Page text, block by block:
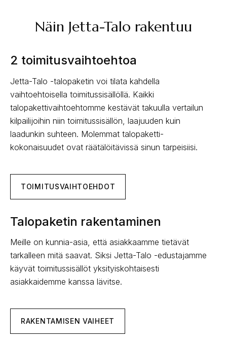
Näin Jetta-Talo rakentuu
2 toimitusvaihtoehtoa
Jetta-Talo -talopaketin voi tilata kahdella
vaihtoehtoisella toimitussisällöllä. Kaikki
talopakettivaihtoehtomme kestävät takuulla vertailun
kilpailijoihin niin toimitussisällön, laajuuden kuin
laadunkin suhteen. Molemmat talopaketti-
kokonaisuudet ovat räätälöitävissä sinun tarpeisiisi.
TOIMITUSVAIHTOEHDOT
Talopaketin rakentaminen
Meille on kunnia-asia, että asiakkaamme tietävät
tarkalleen mitä saavat. Siksi Jetta-Talo -edustajamme
käyvät toimitussisällöt yksityiskohtaisesti
asiakkaidemme kanssa lävitse.
RAKENTAMISEN VAIHEET